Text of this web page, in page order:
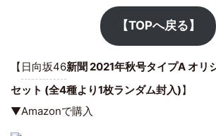
【TOPへ戻る】
【 日向坂46新聞 2021年秋号タイプA オリ
セット (全4種より1枚ランダム封入)】
▼Amazonで購入